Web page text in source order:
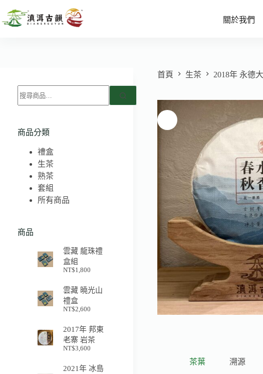
關於我們
首頁 生茶 2018年 永德
茶葉 溯源
商品分類
禮盒
生茶
熟茶
套組
所有商品
商品
雲藏 龍珠禮
盒組
NT$1,800
雲藏 曉光山
禮盒
NT$2,600
2017年 邦東
老寨 岩茶
NT$3,600
2021年 冰島